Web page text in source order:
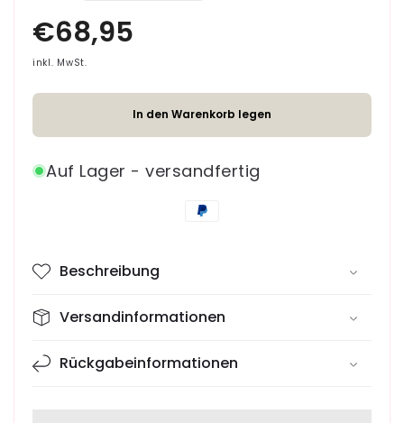
Menge
für
inkl. MwSt.
In den Warenkorb legen
Auf Lager - versandfertig
Beschreibung
Versandinformationen
Rückgabeinformationen